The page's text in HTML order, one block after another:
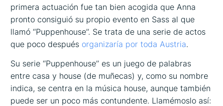
primera actuación fue tan bien acogida que Anna
pronto consiguió su propio evento en Sass al que
llamó ‘‘Puppenhouse’’. Se trata de una serie de actos
que poco después organizaría por toda Austria.
Su serie ‘‘Puppenhouse’’ es un juego de palabras
entre casa y house (de muñecas) y, como su nombre
indica, se centra en la música house, aunque también
puede ser un poco más contundente. Llamémoslo así: